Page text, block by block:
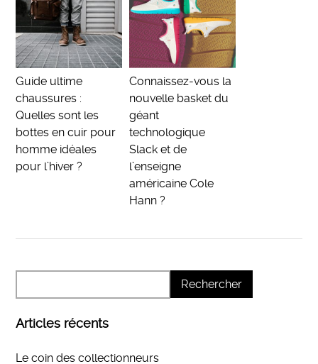
Guide ultime
chaussures :
Quelles sont les
bottes en cuir pour
homme idéales
pour l’hiver ?
Connaissez-vous la
nouvelle basket du
géant
technologique
Slack et de
l’enseigne
américaine Cole
Hann ?
Articles récents
Le coin des collectionneurs